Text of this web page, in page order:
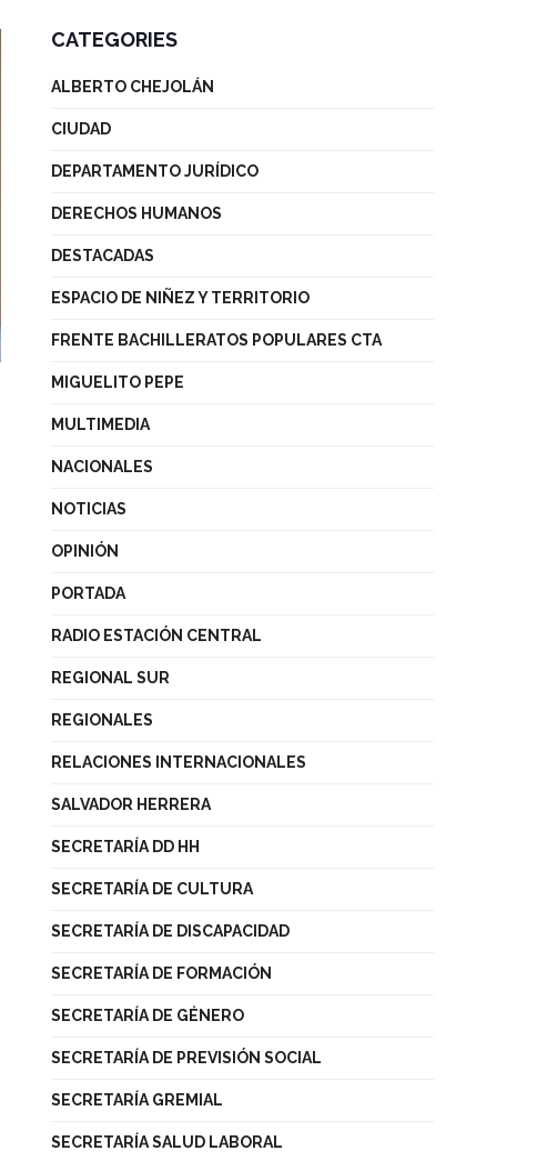
CATEGORIES
ALBERTO CHEJOLÁN
CIUDAD
DEPARTAMENTO JURÍDICO
DERECHOS HUMANOS
DESTACADAS
ESPACIO DE NIÑEZ Y TERRITORIO
FRENTE BACHILLERATOS POPULARES CTA
MIGUELITO PEPE
MULTIMEDIA
NACIONALES
NOTICIAS
OPINIÓN
PORTADA
RADIO ESTACIÓN CENTRAL
REGIONAL SUR
REGIONALES
RELACIONES INTERNACIONALES
SALVADOR HERRERA
SECRETARÍA DD HH
SECRETARÍA DE CULTURA
SECRETARÍA DE DISCAPACIDAD
SECRETARÍA DE FORMACIÓN
SECRETARÍA DE GÉNERO
SECRETARÍA DE PREVISIÓN SOCIAL
SECRETARÍA GREMIAL
SECRETARÍA SALUD LABORAL